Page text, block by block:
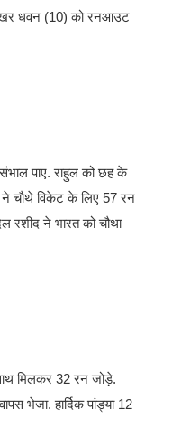
धवन (10) को रनआउट
पाए. राहुल को छह के
ने चौथे विकेट के लिए 57 रन
रशीद ने भारत को चौथा
मिलकर 32 रन जोड़े.
भेजा. हार्दिक पांड्या 12